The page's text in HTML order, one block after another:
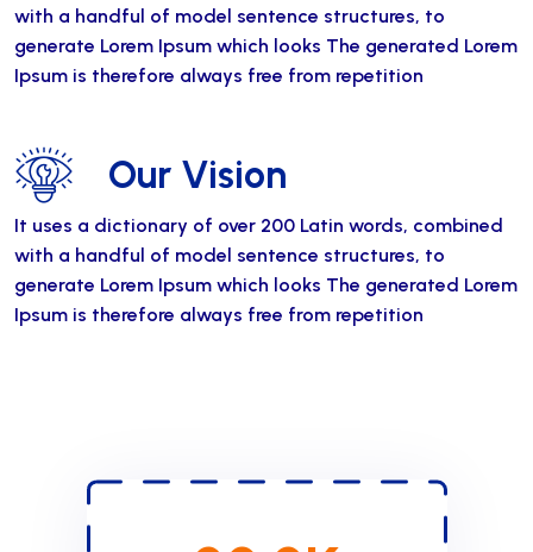
with a handful of model sentence structures, to
generate Lorem Ipsum which looks The generated Lorem
Ipsum is therefore always free from repetition
Our Vision
It uses a dictionary of over 200 Latin words, combined
with a handful of model sentence structures, to
generate Lorem Ipsum which looks The generated Lorem
Ipsum is therefore always free from repetition